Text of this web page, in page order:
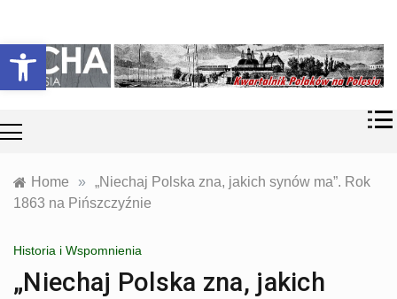
Otwórz pasek narzędzi
content
Echa
Polesia
współczesność
Polaków na
Polesiu.
Home » „Niechaj Polska zna, jakich synów ma”. Rok
1863 na Pińszczyźnie
Historia i Wspomnienia
„Niechaj Polska zna, jakich